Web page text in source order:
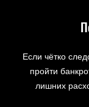
Если чётко
пройти
лишних